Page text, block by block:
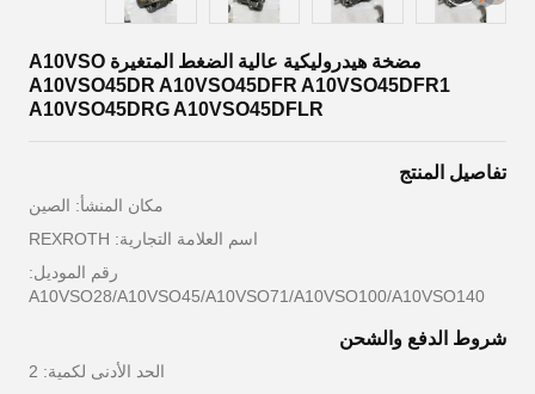
مضخة هيدروليكية عالية الضغط المتغيرة A10VSO
A10VSO45DR A10VSO45DFR A10VSO45DFR1
A10VSO45DRG A10VSO45DFLR
تفاصيل المنتج
مكان المنشأ: الصين
اسم العلامة التجارية: REXROTH
رقم الموديل:
A10VSO28/A10VSO45/A10VSO71/A10VSO100/A10VSO140
شروط الدفع والشحن
الحد الأدنى لكمية: 2